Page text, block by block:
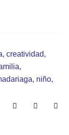
, creatividad,
,
, niño,